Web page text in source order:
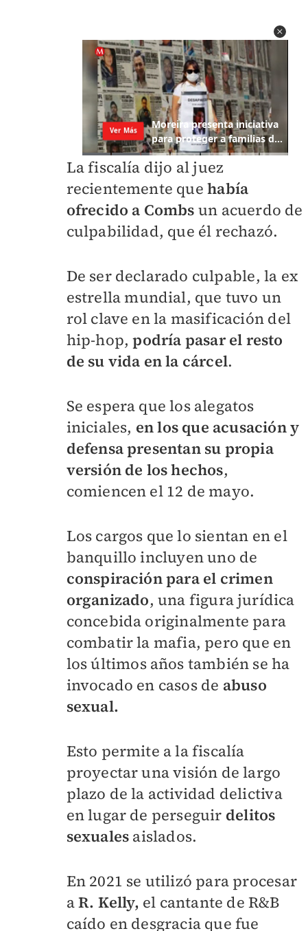
La fiscalía dijo al juez
recientemente quehabía
ofrecido a Combs un acuerdo de
culpabilidad, que él rechazó.
De ser declarado culpable, la ex
estrella mundial, que tuvo un
rol clave en la masificación del
hip-hop,podría pasar el resto
de su vida en la cárcel.
Se espera que los alegatos
iniciales, en los que acusación y
defensa presentan su propia
versión de los hechos,
comiencen el 12 de mayo.
Los cargos que lo sientan en el
banquillo incluyen uno de
conspiración para el crimen
organizado, una figura jurídica
concebida originalmente para
combatir la mafia, pero que en
los últimos años también se ha
invocado en casos de abuso
sexual.
Esto permite a la fiscalía
proyectar una visión de largo
plazo de la actividad delictiva
en lugar de perseguir delitos
sexuales aislados.
En 2021 se utilizó para procesar
aR. Kelly, el cantante de R&B
caído en desgracia que fue